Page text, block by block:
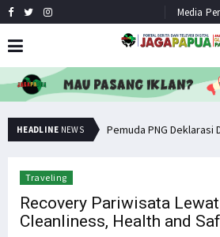
Media
HEADLINE NEWS Senator Filep Wamafma Terima Aspirasi Tim DOB Manokwari Barat
Traveling
Recovery Pariwisata
Cleanliness, Health and